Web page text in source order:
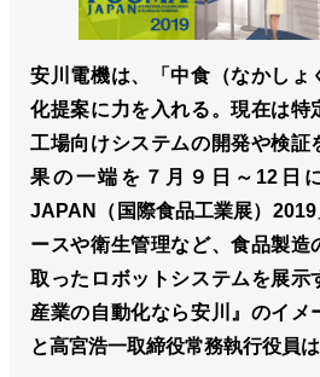
安川電機は、「中食（なかしょ
化提案に力を入れる。現在は特
工場向けシステムの開発や検証
果の一端を７月９日～12日
JAPAN（国際食品工業展）
ースや衛生管理など、食品製造
取ったロボットシステムを展示
産業の自動化なら安川』のイメ
と高宮浩一取締役常務執行役員は